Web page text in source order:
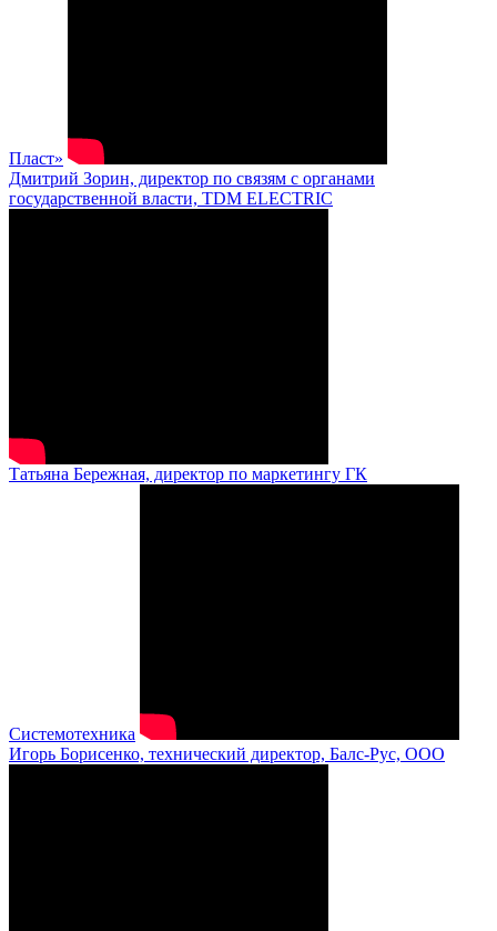
Пласт»
Дмитрий Зорин, директор по связям с органами
государственной власти, TDM ELECTRIC
Татьяна Бережная, директор по маркетингу ГК
Системотехника
Игорь Борисенко, технический директор, Балс-Рус, ООО